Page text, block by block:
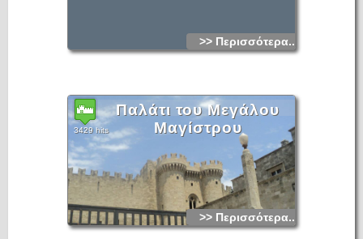
>> Περισσότερα...
Παλάτι του Μεγάλου
Μαγίστρου
3429 hits
>> Περισσότερα...